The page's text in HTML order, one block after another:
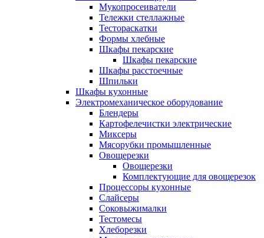
Мукопросеиватели
Тележки стеллажные
Тестораскатки
Формы хлебные
Шкафы пекарские
Шкафы пекарские
Шкафы расстоечные
Шпильки
Шкафы кухонные
Электромеханическое оборудование
Блендеры
Картофелечистки электрические
Миксеры
Мясорубки промышленные
Овощерезки
Овощерезки
Комплектующие для овощерезок
Процессоры кухонные
Слайсеры
Соковыжималки
Тестомесы
Хлеборезки